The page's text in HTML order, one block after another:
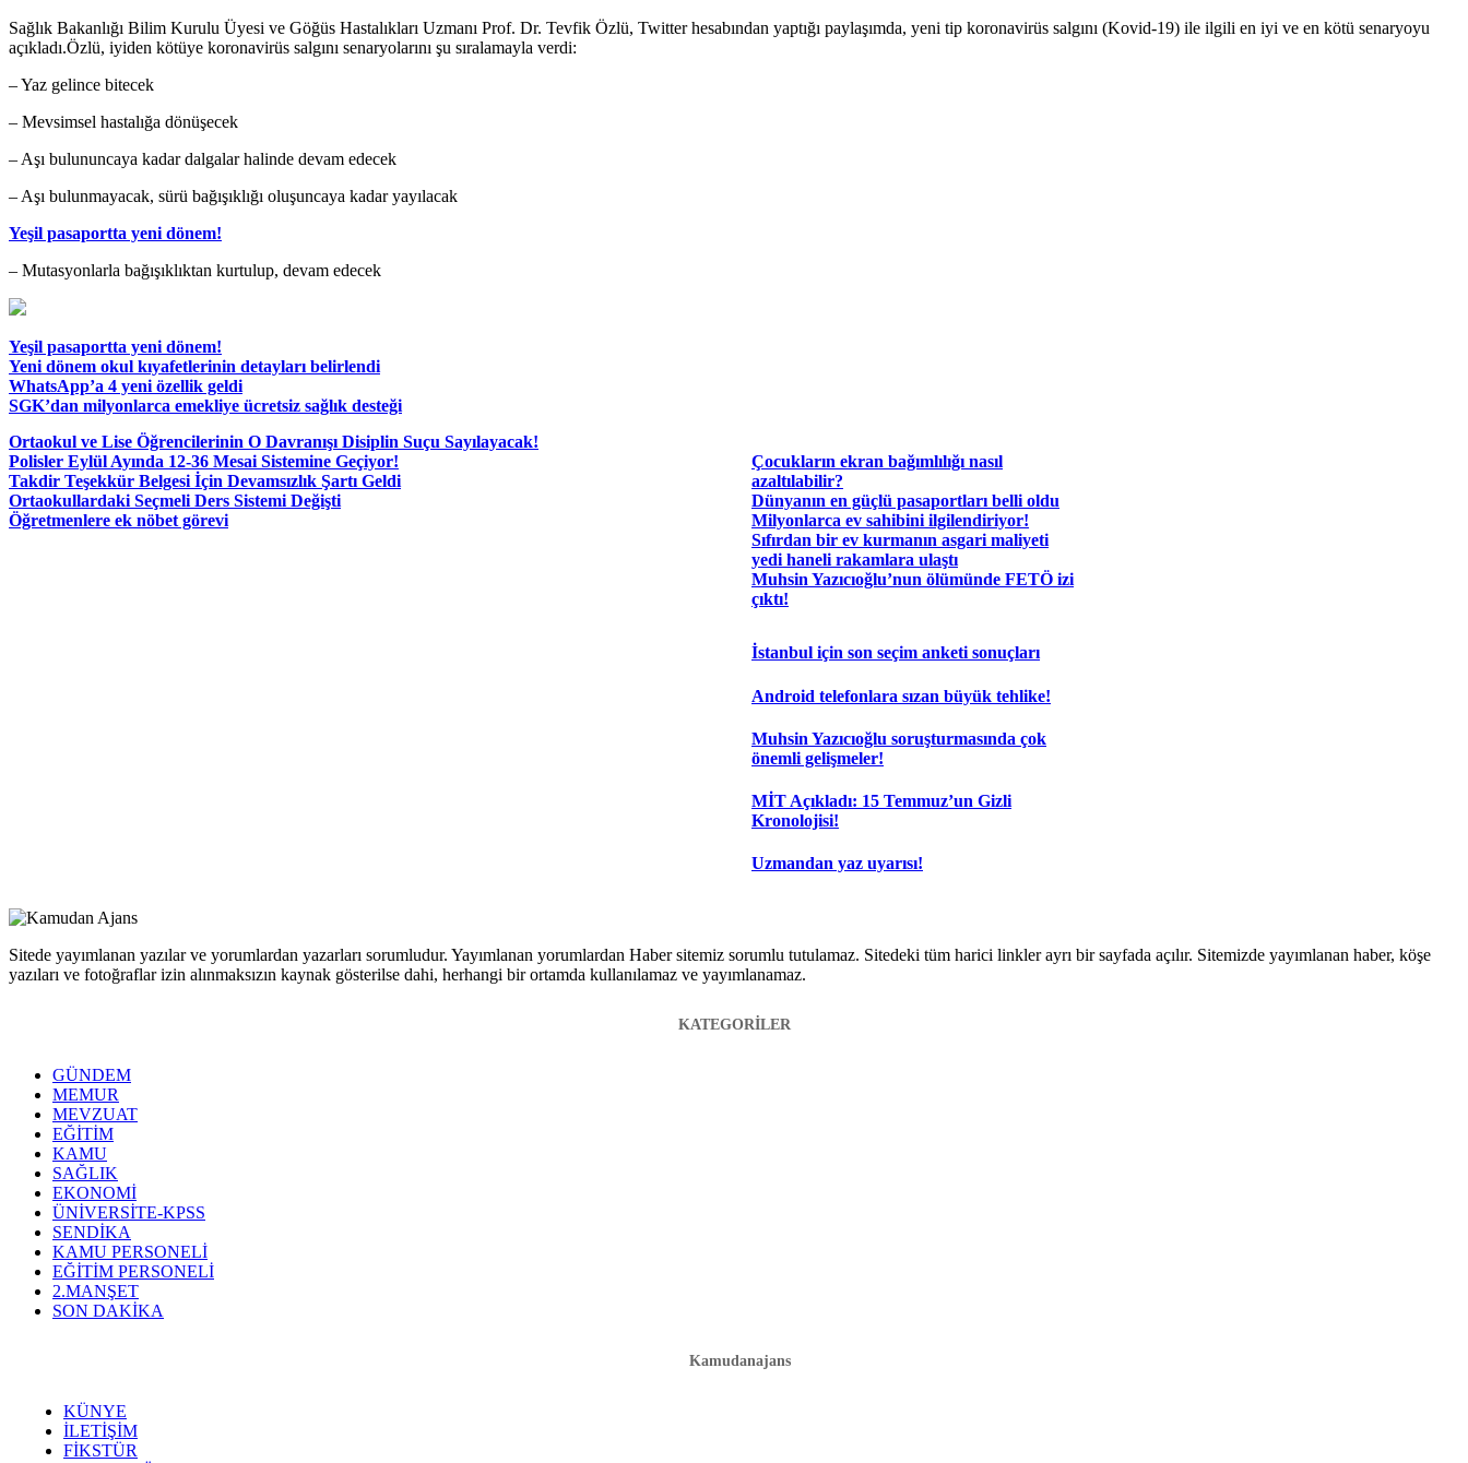
Sağlık Bakanlığı Bilim Kurulu Üyesi ve Göğüs Hastalıkları Uzmanı Prof. Dr. Tevfik Özlü, Twitter hesabından yaptığı paylaşımda, yeni tip koronavirüs salgını (Kovid-19) ile ilgili en iyi ve en kötü senaryoyu
açıkladı.Özlü, iyiden kötüye koronavirüs salgını senaryolarını şu sıralamayla verdi:
– Yaz gelince bitecek
– Mevsimsel hastalığa dönüşecek
– Aşı bulununcaya kadar dalgalar halinde devam edecek
– Aşı bulunmayacak, sürü bağışıklığı oluşuncaya kadar yayılacak
Yeşil pasaportta yeni dönem!
– Mutasyonlarla bağışıklıktan kurtulup, devam edecek
Yeşil pasaportta yeni dönem!
Yeni dönem okul kıyafetlerinin detayları belirlendi
WhatsApp’a 4 yeni özellik geldi
SGK’dan milyonlarca emekliye ücretsiz sağlık desteği
Ortaokul ve Lise Öğrencilerinin O Davranışı Disiplin Suçu Sayılayacak!
Polisler Eylül Ayında 12-36 Mesai Sistemine Geçiyor!
Takdir Teşekkür Belgesi İçin Devamsızlık Şartı Geldi
Ortaokullardaki Seçmeli Ders Sistemi Değişti
Öğretmenlere ek nöbet görevi
Çocukların ekran bağımlılığı nasıl
azaltılabilir?
Dünyanın en güçlü pasaportları belli oldu
Milyonlarca ev sahibini ilgilendiriyor!
Sıfırdan bir ev kurmanın asgari maliyeti
yedi haneli rakamlara ulaştı
Muhsin Yazıcıoğlu’nun ölümünde FETÖ izi
çıktı!
İstanbul için son seçim anketi sonuçları
Android telefonlara sızan büyük tehlike!
Muhsin Yazıcıoğlu soruşturmasında çok
önemli gelişmeler!
MİT Açıkladı: 15 Temmuz’un Gizli
Kronolojisi!
Uzmandan yaz uyarısı!
Sitede yayımlanan yazılar ve yorumlardan yazarları sorumludur. Yayımlanan yorumlardan Haber sitemiz sorumlu tutulamaz. Sitedeki tüm harici linkler ayrı bir sayfada açılır. Sitemizde yayımlanan haber, köşe
yazıları ve fotoğraflar izin alınmaksızın kaynak gösterilse dahi, herhangi bir ortamda kullanılamaz ve yayımlanamaz.
KATEGORİLER
GÜNDEM
MEMUR
MEVZUAT
EĞİTİM
KAMU
SAĞLIK
EKONOMİ
ÜNİVERSİTE-KPSS
SENDİKA
KAMU PERSONELİ
EĞİTİM PERSONELİ
2.MANŞET
SON DAKİKA
Kamudanajans
KÜNYE
İLETİŞİM
FİKSTÜR